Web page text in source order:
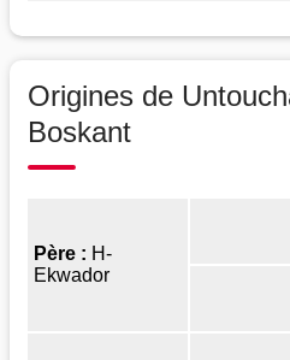
Origines de
Boskant
Père : H-
Ekwador